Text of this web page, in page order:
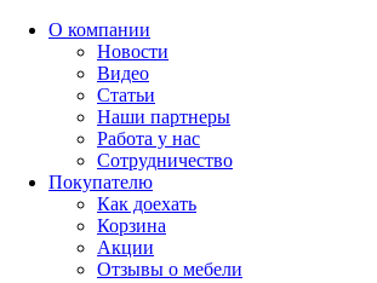
О компании
Новости
Видео
Статьи
Наши партнеры
Работа у нас
Сотрудничество
Покупателю
Как доехать
Корзина
Акции
Отзывы о мебели